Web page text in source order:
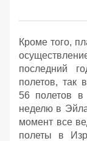
Кроме того,
последний
полетов, так
56 полетов
неделю в
момент все
полеты в